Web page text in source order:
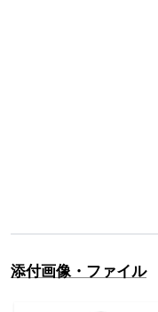
添付画像・ファイル